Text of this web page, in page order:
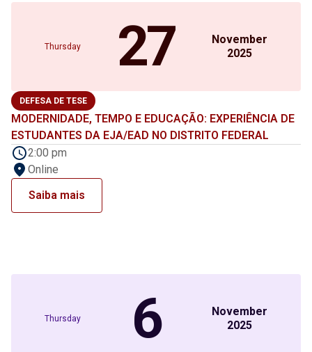
Thursday 27
November
2025
DEFESA DE TESE
MODERNIDADE, TEMPO E EDUCAÇÃO: EXPERIÊNCIA DE
ESTUDANTES DA EJA/EAD NO DISTRITO FEDERAL
2:00 pm
Online
Saiba mais
Thursday 6
November
2025